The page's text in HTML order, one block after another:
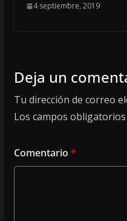
4 septiembre, 2019
Deja un
Tu dirección de correo
Los campos
Comentario *